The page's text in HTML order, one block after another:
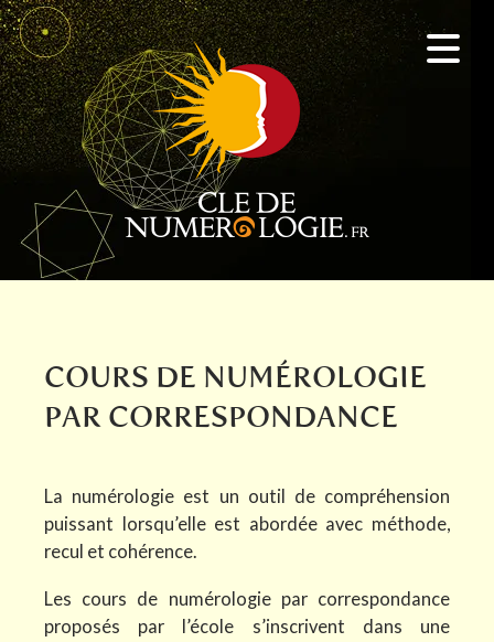
COURS DE NUMÉROLOGIE
PAR CORRESPONDANCE
La numérologie est un outil de compréhension
puissant lorsqu’elle est abordée avec méthode,
recul et cohérence.
Les cours de numérologie par correspondance
proposés par l’école s’inscrivent dans une